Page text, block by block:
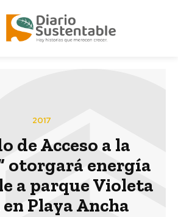
2017
de Acceso a la
otorgará energía
a parque Violeta
Playa Ancha